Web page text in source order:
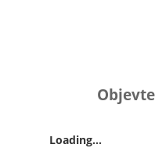
Loading...